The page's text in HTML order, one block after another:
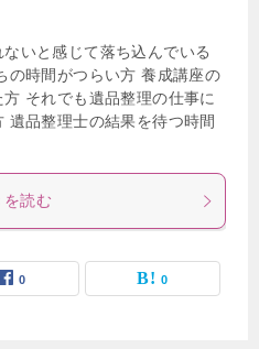
いと感じて落ち込んでいる
の時間がつらい方 養成講座の
それでも遺品整理の仕事に
遺品整理士の結果を待つ時間
を読む
0 0